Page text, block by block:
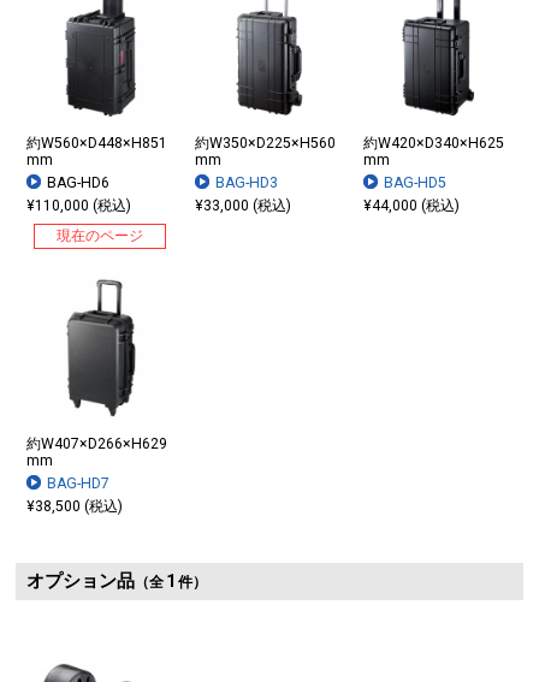
ハンドル下には密閉ダイヤルがあり、気圧変化により開けにくい場合
やすくなります。
別売りの錠を取り付け可能
約W560×D448×H851
mm
BAG-HD6
¥110,000 (税込)
現在のページ
約W350×D225×H560
mm
BAG-HD3
¥33,000 (税込)
約W420×D340×H625
mm
BAG-HD5
¥44,000 (税込)
約W407×D266×H629
mm
BAG-HD7
¥38,500 (税込)
オプション品（全 1 件）